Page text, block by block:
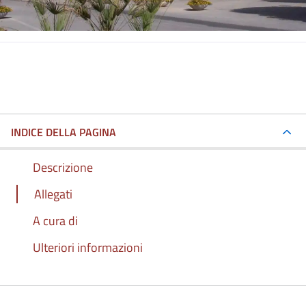
INDICE DELLA PAGINA
Descrizione
Allegati
A cura di
Ulteriori informazioni